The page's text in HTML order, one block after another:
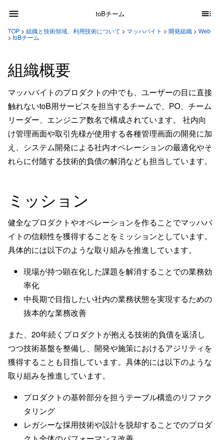
toBチーム
TOP > 組織と技術領域、利用技術について > マッハバイト > 開発組織 > Web
> toBチーム
組織概要
マッハバイトのプロダクトの中でも、ユーザーの目に直接
触れないtoB用サービスを担当するチームで、PO、チーム
リーダー、エンジニア数名で構成されています。 社内向
け管理画面や取引先様が使用する各種管理画面の開発に加
え、システム開発による社内オペレーションの最適化やそ
れらに付随する技術的負債の解消なども担当しています。
ミッション
健全なプロダクトやオペレーションを作ることでマッハバ
イトの信頼性を獲得することをミッションとしています。
具体的には以下のような取り組みを推進しています。
現場が持つ顕在化した課題を解消することでの業務効
率化
中長期で目指したい社内の業務状態を実現するための
抜本的な業務改善
また、20年続くプロダクトが抱える技術的負債を返済し
つつ技術基盤を整備し、開発や施策におけるアジリティを
獲得することも目指しています。具体的には以下のような
取り組みを推進しています。
プロダクトの基幹部分を担うテーブル構造のリファク
タリング
レガシーな採用技術や設計を脱却することでのプロダ